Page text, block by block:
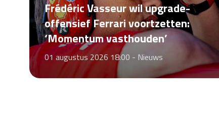
Frédéric Vasseur wil upgrade-
offensief Ferrari voortzetten:
‘Momentum vasthouden’
01 augustus 2026 18:00 - Nieuws